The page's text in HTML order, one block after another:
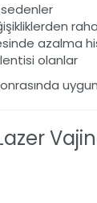
azalma
olanlar